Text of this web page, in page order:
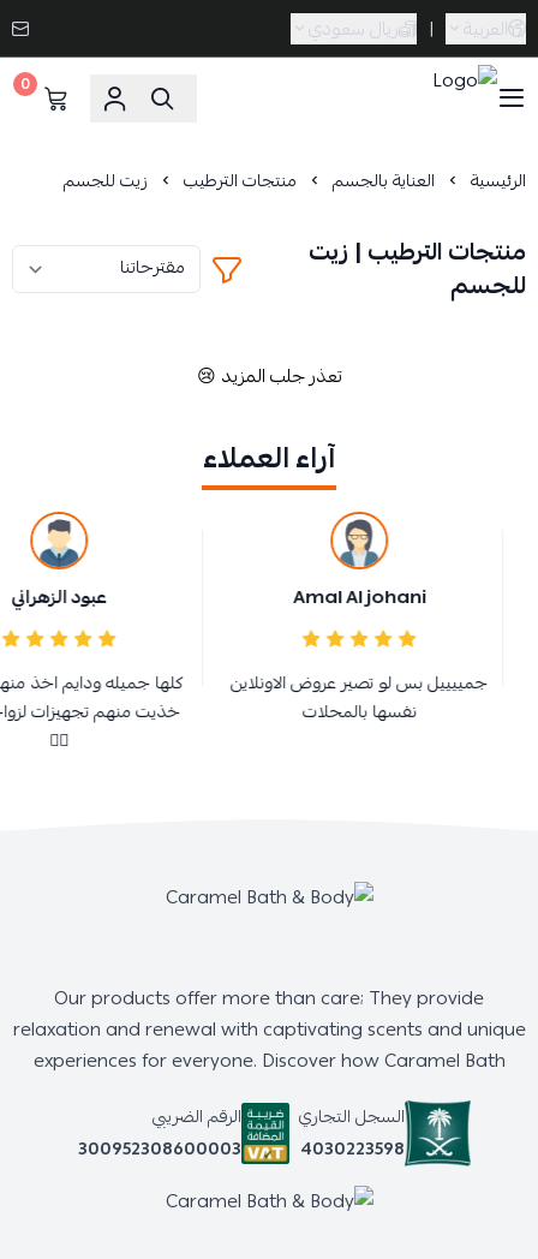
العربية | ريال سعودي
0
الرئيسية العناية بالجسم منتجات الترطيب زيت للجسم
منتجات الترطيب | زيت
للجسم
تعذر جلب المزيد 😢
آراء العملاء
Amal Al johani
جمييييل بس لو تصير عروض الاونلاين
نفسها بالمحلات
عبود الزهراني
كلها جميله ودايم اخذ منهم
خذيت منهم تجهيزات
Our products offer more than care; They provide
relaxation and renewal with captivating scents and unique
experiences for everyone. Discover how Caramel Bath
السجل التجاري
4030223598
الرقم الضريبي
300952308600003